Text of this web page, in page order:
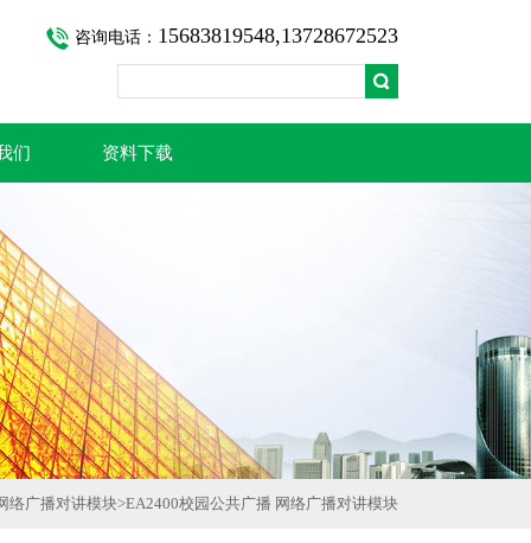
咨询电话： 15683819548,13728672523
们 资料下载
络广播对讲模块>EA2400校园公共广播 网络广播对讲模块